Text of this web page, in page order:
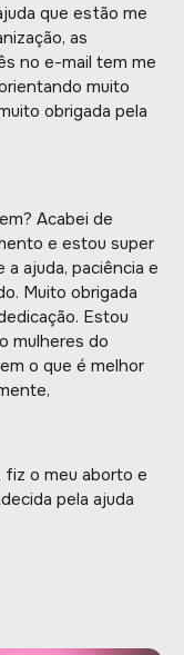
que estão me
as
no e-mail tem me
muito
obrigada pela
Acabei de
e estou super
ajuda, paciência e
Muito obrigada
Estou
mulheres do
o que é melhor
fiz o meu aborto e
pela ajuda